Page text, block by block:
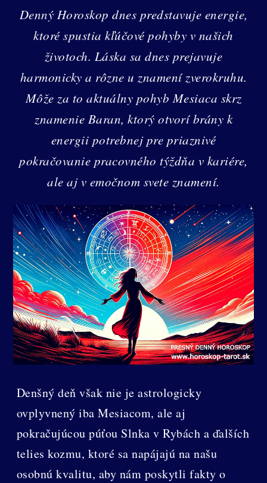
Denný Horoskop dnes predstavuje energie,
ktoré spustia kľúčové pohyby v našich
životoch. Láska sa dnes prejavuje
harmonicky a rôzne u znamení zverokruhu.
Môže za to aktuálny pohyb Mesiaca skrz
znamenie Baran, ktorý otvorí brány k
energii potrebnej pre priaznivé
pokračovanie pracovného týždňa v kariére,
ale aj v emočnom svete znamení.
Denšný deň však nie je astrologicky
ovplyvnený iba Mesiacom, ale aj
pokračujúcou púťou Slnka v Rybách a ďalších
telies kozmu, ktoré sa napájajú na našu
osobnú kvalitu, aby nám poskytli fakty o